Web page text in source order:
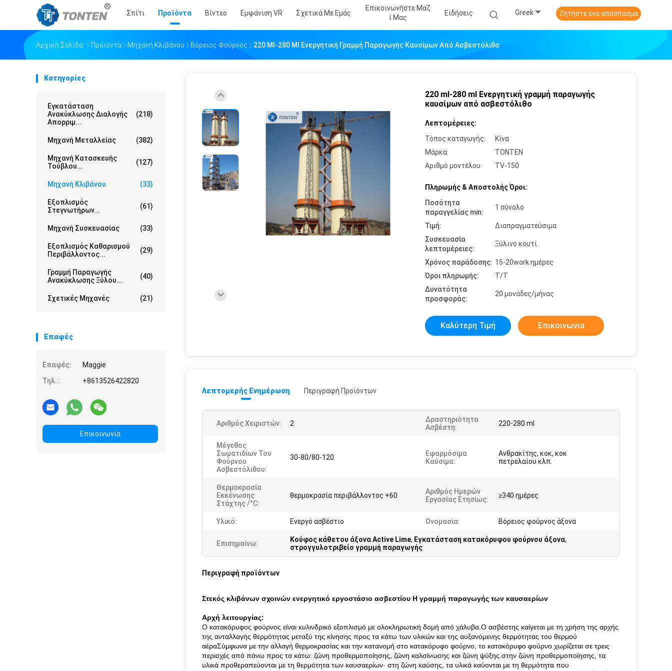
Σπίτι Προϊόντα Βίντεο Εμφάνιση VR Σχετικά Με Εμάς
Επικοινωνήστε Μαζ
Ί Μας
Ειδήσεις Greek Ζητήστε ένα απόσπασμα
Αρχική Σελίδα Προϊόντα Μηχανή Κλιβάνου Βόρειος Φούρνος 220 Ml-280 Ml Ενεργητική Γραμμή Παραγωγής Καυσίμων Από Ασβεστόλιθο
Κατηγορίες
Εγκατάσταση
Ανακύκλωσης Διαλογής
Απορριμ...
(218)
Μηχανή Μεταλλείας (382)
Μηχανή Κατασκευής
Τούβλου...
(127)
Μηχανή Κλιβάνου (33)
Εξοπλισμός
Στεγνωτήρων...
(61)
Μηχανή Συσκευασίας (33)
Εξοπλισμός Καθαρισμού
Περιβάλλοντος...
(29)
Γραμμή Παραγωγής
Ανακύκλωσης Ξύλου...
(40)
Σχετικές Μηχανές (21)
Επαφές
Επαφές:
Maggie
Τηλ.::
+8613526422820
Επικοινωνία
220 ml-280 ml Ενεργητική γραμμή παραγωγής
καυσίμων από ασβεστόλιθο
Λεπτομέρειες:
Τόπος καταγωγής:
Κίνα
Μάρκα:
TONTEN
Αριθμό μοντέλου:
TV-150
Πληρωμής & Αποστολής Όροι:
Ποσότητα
παραγγελίας min:
1 σύνολο
Τιμή:
Διαπραγματεύσιμα
Συσκευασία
λεπτομέρειες:
Ξύλινο κουτί
Χρόνος παράδοσης: 15-20work ημέρες
Όροι πληρωμής:
Τ/Τ
Δυνατότητα
προσφοράς:
20 μονάδες/μήνας
Καλύτερη Τιμή Επικοινωνία
Λεπτομερής Ενημέρωση Περιγραφή Προϊόντων
Αριθμός Χειριστών: 2
Δραστηριότητα
Ασβέστη:
220-280 ml
Μέγεθος
Σωματιδίων Του
Φούρνου
Ασβεστόλιθου:
30-80/80-120
Εφαρμόσιμα
Καύσιμα:
Ανθρακίτης, κοκ, κοκ
πετρελαίου κλπ.
Θερμοκρασία
Εκκένωσης
Στάχτης /°C:
θερμοκρασία περιβάλλοντος +60
Αριθμός Ημερών
Εργασίας Ετησίως:
≥340 ημέρες
Υλικό: Ενεργό ασβέστιο Ονομασία: Βόρειος φούρνος άξονα
Επισημαίνω: Κούφος κάθετου άξονα Active Lime, Εγκατάσταση κατακόρυφου φούρνου άξονα,
στρογγυλοτριβείο γραμμή παραγωγής
Περιγραφή προϊόντων
Στεκός κλιβάνων σχοινών ενεργητικό εργοστάσιο ασβεστίου Η γραμμή παραγωγής των καυσαερίων
Αρχή λειτουργίας:
Ο κατακόρυφος φούρνος είναι κυλινδρικό εξοπλισμό με ολοκληρωτική δομή από χάλυβα.Ο ασβέστης καίγεται με τη χρήση της αρχής
της ανταλλαγής θερμότητας μεταξύ της κίνησης προς τα κάτω των υλικών και της αυξανόμενης θερμότητας του θερμού
αέραΣύμφωνα με την αλλαγή θερμοκρασίας και την κατανομή στο κατακόρυφο φούρνο, το κατακόρυφο φούρνο χωρίζεται σε τρεις
περιοχές από πάνω προς τα κάτω: ζώνη προθερμοποίησης, ζώνη καλσίνωσης και ζώνη ψύξης.στην ζώνη προθερμοποίησης, τα
υλικά προθεραπεύονται με τη θερμότητα των καυσαερίων· στη ζώνη καύσης, τα υλικά καύονται με τη θερμότητα που